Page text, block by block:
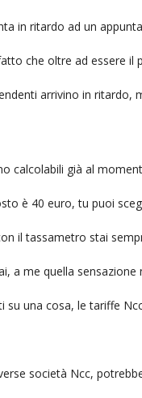
in ritardo ad un
che oltre ad essere
arrivino in
calcolabili già al
è 40 euro, tu puoi
il tassametro stai
a me quella sensazione
su una cosa, le tariffe
società Ncc,